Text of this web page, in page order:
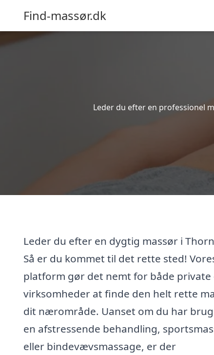
Find-massør.dk
Leder du efter en professionel
Leder du efter en dygtig massør i
Så er du kommet til det rette sted!
platform gør det nemt for både private
virksomheder at finde den helt rette
dit nærområde. Uanset om du har
en afstressende behandling,
eller bindevævsmassage, er der